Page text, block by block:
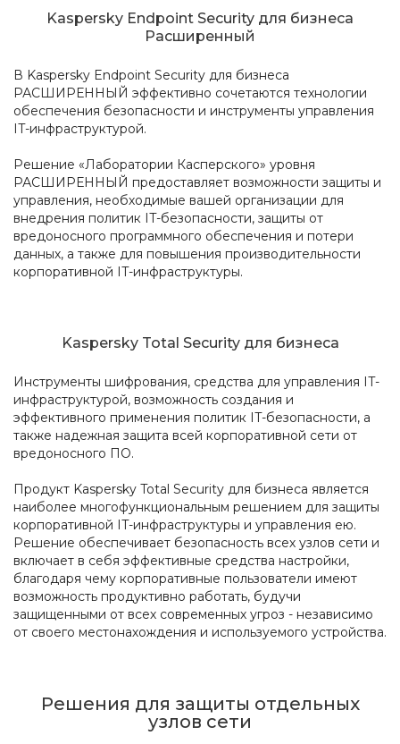
Kaspersky Endpoint Security для бизнеса
Расширенный
В Kaspersky Endpoint Security для бизнеса
РАСШИРЕННЫЙ эффективно сочетаются технологии
обеспечения безопасности и инструменты управления
IT-инфраструктурой.
Решение «Лаборатории Касперского» уровня
РАСШИРЕННЫЙ предоставляет возможности защиты и
управления, необходимые вашей организации для
внедрения политик IT-безопасности, защиты от
вредоносного программного обеспечения и потери
данных, а также для повышения производительности
корпоративной IT-инфраструктуры.
Kaspersky Total Security для бизнеса
Инструменты шифрования, средства для управления IT-
инфраструктурой, возможность создания и
эффективного применения политик IT-безопасности, а
также надежная защита всей корпоративной сети от
вредоносного ПО.
Продукт Kaspersky Total Security для бизнеса является
наиболее многофункциональным решением для защиты
корпоративной IT-инфраструктуры и управления ею.
Решение обеспечивает безопасность всех узлов сети и
включает в себя эффективные средства настройки,
благодаря чему корпоративные пользователи имеют
возможность продуктивно работать, будучи
защищенными от всех современных угроз - независимо
от своего местонахождения и используемого устройства.
Решения для защиты отдельных
узлов сети